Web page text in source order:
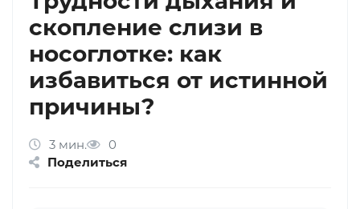
скопление слизи в
носоглотке: как
избавиться от истинной
причины?
3 мин.
0
Поделиться